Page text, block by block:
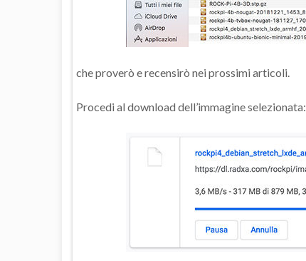
che proverò e recensirò nei prossimi articoli.
Procedi al download dell’immagine selezionata: